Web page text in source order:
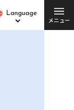
Language
メニュー
Language